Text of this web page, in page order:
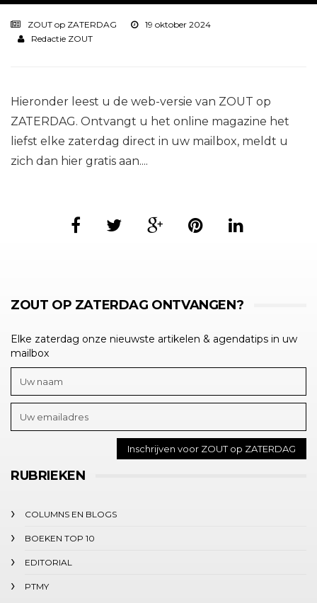
ZOUT op ZATERDAG
19 oktober 2024
Redactie ZOUT
Hieronder leest u de web-versie van ZOUT op
ZATERDAG. Ontvangt u het online magazine het
liefst elke zaterdag direct in uw mailbox, meldt u
zich dan hier gratis aan....
ZOUT OP ZATERDAG ONTVANGEN?
Elke zaterdag onze nieuwste artikelen & agendatips in uw
mailbox
RUBRIEKEN
COLUMNS EN BLOGS
BOEKEN TOP 10
EDITORIAL
PTMY